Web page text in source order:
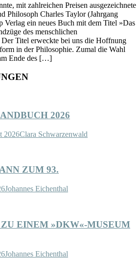
mit zahlreichen Preisen ausgezeichnete
Philosoph Charles Taylor (Jahrgang
Verlag ein neues Buch mit dem Titel »Das
des menschlichen
Der Titel erweckte bei uns die Hoffnung
in der Philosophie. Zumal die Wahl
Ende des […]
2026
2026Clara Schwarzenwald
ZUM 93.
Johannes Eichenthal
EINEM »DKW«-MUSEUM
Johannes Eichenthal